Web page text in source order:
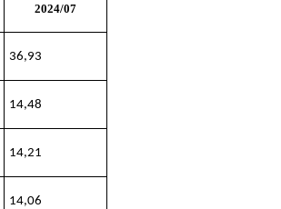
2024/07
36,93
14,48
14,21
14,06